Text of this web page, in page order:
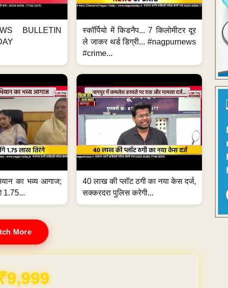
BULLETIN
स्कॉर्पियो में किडनैप... 7 किलोमीटर दूर
ले जाकर थर्ड डिग्री... #nagpurnews
#crime...
का भव्य आगाज;
1.75...
40 लाख की प्लॉट ठगी का नया केस दर्ज,
सक्करदरा पुलिस करेगी...
More